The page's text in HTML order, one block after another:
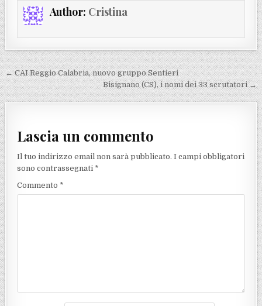
Author: Cristina
Navigazione articoli
← CAI Reggio Calabria, nuovo gruppo Sentieri
Bisignano (CS), i nomi dei 33 scrutatori →
Lascia un commento
Il tuo indirizzo email non sarà pubblicato. I campi obbligatori
sono contrassegnati *
Commento *